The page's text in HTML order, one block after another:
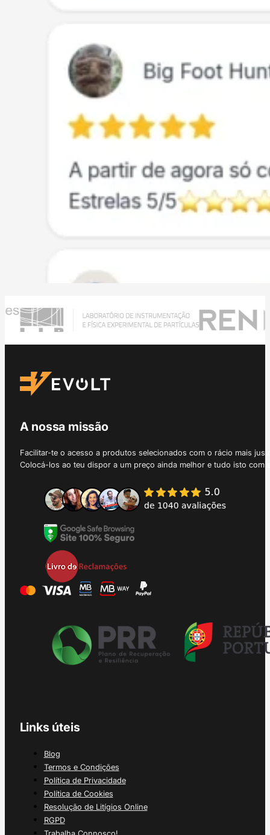
A nossa missão
Facilitar-te o acesso a produtos selecionados com o rácio mais
Colocá-los ao teu dispor a um preço ainda melhor e tudo isto
Links úteis
Blog
Termos e Condições
Política de Privacidade
Política de Cookies
Resolução de Litígios Online
RGPD
Trabalha Connosco!